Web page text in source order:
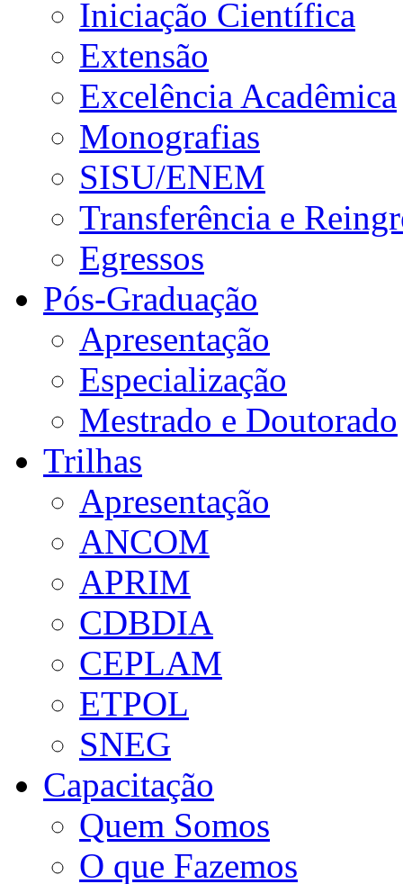
Iniciação Científica
Extensão
Excelência Acadêmica
Monografias
SISU/ENEM
Transferência e
Egressos
Pós-Graduação
Apresentação
Especialização
Mestrado e Doutorado
Trilhas
Apresentação
ANCOM
APRIM
CDBDIA
CEPLAM
ETPOL
SNEG
Capacitação
Quem Somos
O que Fazemos